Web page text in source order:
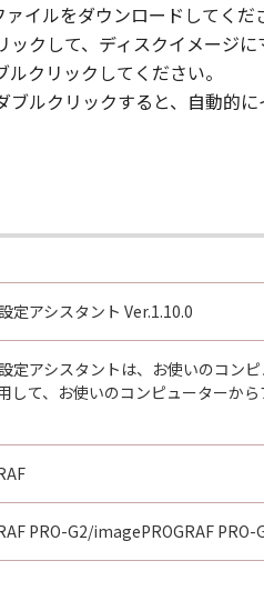
イルをダウンロードしてく
クして、ディスクイメージに
クリックしてください。
ルクリックすると、自動的に
定アシスタント Ver.1.10.0
定アシスタントは、お使いのコン
して、お使いのコンピューターか
PRO-G2/imagePROGRAF PRO-